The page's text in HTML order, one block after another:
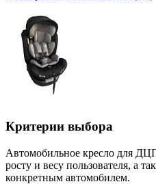
Критерии выбора
Автомобильное кресло для
росту и весу пользователя, а
конкретным автомобилем.